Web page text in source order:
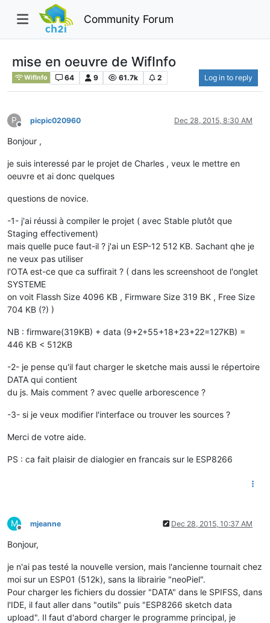
Community Forum
mise en oeuvre de WifInfo
WifInfo 64 9 61.7k 2 Log in to reply
P
Offline
picpic020960 Dec 28, 2015, 8:30 AM
Bonjour ,
je suis interessé par le projet de Charles , veux le mettre en
oeuvre et ai donc quelques
questions de novice.
-1- j'ai réussi à compiler le projet ( avec Stable plutôt que
Staging effectivement)
mais quelle puce faut-il ? j'ai un ESP-12 512 KB. Sachant qhe je
ne veux pas utiliser
l'OTA est-ce que ca suffirait ? ( dans les screenshoot de l'onglet
SYSTEME
on voit Flassh Size 4096 KB , Firmware Size 319 BK , Free Size
704 KB (?) )
NB : firmware(319KB) + data (9+2+55+18+23+22=127KB) =
446 KB < 512KB
-2- je pense qu'il faut charger le sketche mais aussi le répertoire
DATA qui contient
du js. Mais comment ? avec quelle arborescence ?
-3- si je veux modifier l'interface ou trouver les sources ?
Merci de votre aide.
PS : ca fait plaisir de dialogier en francais sur le ESP8266
M
Offline
mjeanne Dec 28, 2015, 10:37 AM
Bonjour,
je n'ai pas testé la nouvelle version, mais l'ancienne tournait chez
moi sur un ESP01 (512k), sans la librairie "neoPiel".
Pour charger les fichiers du dossier "DATA" dans le SPIFSS, dans
l'IDE, il faut aller dans "outils" puis "ESP8266 sketch data
upload". Il faut d'abord charger le programme principal, je